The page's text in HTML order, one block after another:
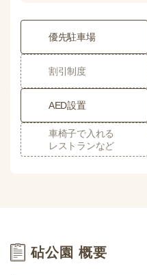
優先駐車場
割引制度
AED設置
車椅子で入れる
レストランなど
砧公園 概要